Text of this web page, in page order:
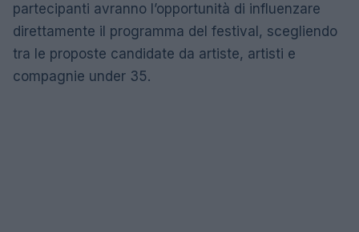
partecipanti avranno l’opportunità di influenzare
direttamente il programma del festival, scegliendo
tra le proposte candidate da artiste, artisti e
compagnie under 35.